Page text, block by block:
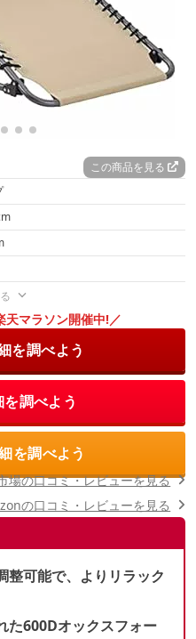
この商品を見る
マラソン開催中!／
を調べよう
調べよう
を調べよう
可能で、よりリラック
た600Dオックスフォー
場の口コミ・レビューを見る
の口コミ・レビューを見る